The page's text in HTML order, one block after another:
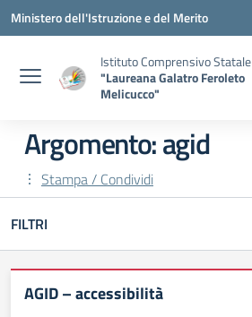
Vai ai contenuti
Vai al menu di navigazione
Vai al footer
Ministero dell'Istruzione e del Merito
Istituto Comprensivo Statale
"Laureana Galatro Feroleto
Melicucco"
Argomento: agid
Stampa / Condividi
FILTRI
AGID – accessibilità